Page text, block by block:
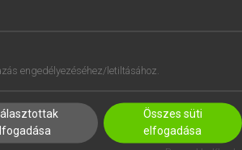
engedélyezéséhez/letiltásához.
Összes süti
elfogadása